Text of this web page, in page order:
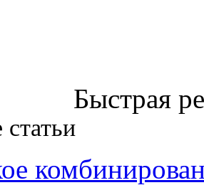
Быстрая